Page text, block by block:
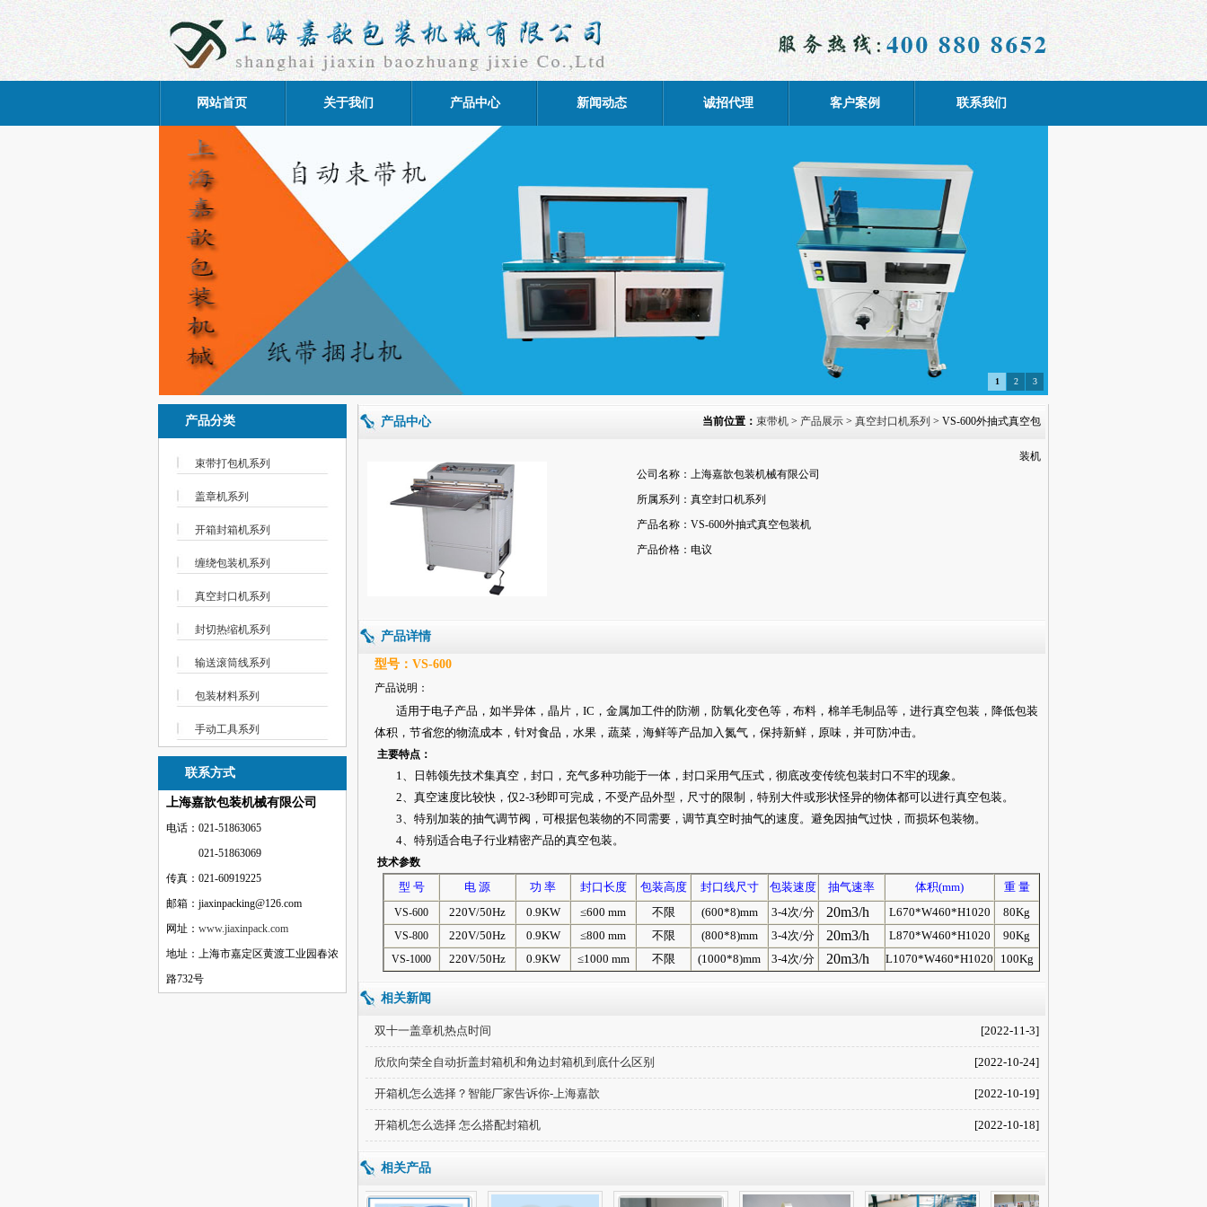
网站首页 关于我们 产品中心 新闻动态 诚招代理 客户案例 联系我们
1 2 3
产品分类
束带打包机系列
盖章机系列
开箱封箱机系列
缠绕包装机系列
真空封口机系列
封切热缩机系列
输送滚筒线系列
包装材料系列
手动工具系列
联系方式
上海嘉歆包装机械有限公司
电话：021-51863065
021-51863069
传真：021-60919225
邮箱：jiaxinpacking@126.com
网址： www.jiaxinpack.com
地址：上海市嘉定区黄渡工业园春浓
路732号
产品中心 当前位置： 束带机 > 产品展示 > 真空封口机系列 > VS-600外抽式真空包
装机
公司名称：上海嘉歆包装机械有限公司
所属系列：真空封口机系列
产品名称：VS-600外抽式真空包装机
产品价格：电议
产品详情
型号：VS-600
产品说明：
适用于电子产品，如半异体，晶片， IC ，金属加工件的防潮，防氧化变色等，布料，棉羊毛制品等，进行真空包装，降低包装
体积，节省您的物流成本，针对食品，水果，蔬菜，海鲜等产品加入氮气，保持新鲜，原味，并可防冲击。
主要特点：
1、日韩领先技术集真空，封口，充气多种功能于一体，封口采用气压式，彻底改变传统包装封口不牢的现象。
2、真空速度比较快，仅2-3秒即可完成，不受产品外型，尺寸的限制，特别大件或形状怪异的物体都可以进行真空包装。
3、特别加装的抽气调节阀，可根据包装物的不同需要，调节真空时抽气的速度。避免因抽气过快，而损坏包装物。
4、特别适合电子行业精密产品的真空包装。
技术参数
型 号 电 源 功 率 封口长度 包装高度 封口线尺寸 包装速度 抽气速率 体积(mm) 重 量
VS-600 220V/50Hz 0.9KW ≤600 mm 不限 (600*8)mm 3-4次/分 20m3/h L670*W460*H1020 80Kg
VS-800 220V/50Hz 0.9KW ≤800 mm 不限 (800*8)mm 3-4次/分 20m3/h L870*W460*H1020 90Kg
VS-1000 220V/50Hz 0.9KW ≤1000 mm 不限 (1000*8)mm 3-4次/分 20m3/h L1070*W460*H1020 100Kg
相关新闻
[2022-11-3]
双十一盖章机热点时间
[2022-10-24]
欣欣向荣全自动折盖封箱机和角边封箱机到底什么区别
[2022-10-19]
开箱机怎么选择？智能厂家告诉你-上海嘉歆
[2022-10-18]
开箱机怎么选择 怎么搭配封箱机
相关产品